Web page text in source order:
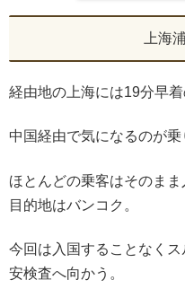
上海
経由地の上海には19分早着
中国経由で気になるのが乗
ほとんどの乗客はそのま
目的地はバンコク。
今回は入国することなく
安検査へ向かう。